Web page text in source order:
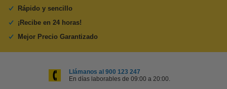
Rápido y sencillo
¡Recibe en 24 horas!
Mejor Precio Garantizado
Llámanos al 900 123 247
En días laborables de 09:00 a 20:00.